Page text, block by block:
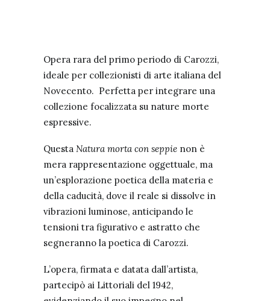
Opera rara del primo periodo di Carozzi,
ideale per collezionisti di arte italiana del
Novecento. Perfetta per integrare una
collezione focalizzata su nature morte
espressive.
Questa Natura morta con seppie non è
mera rappresentazione oggettuale, ma
un’esplorazione poetica della materia e
della caducità, dove il reale si dissolve in
vibrazioni luminose, anticipando le
tensioni tra figurativo e astratto che
segneranno la poetica di Carozzi.
L’opera, firmata e datata dall’artista,
partecipò ai Littoriali del 1942,